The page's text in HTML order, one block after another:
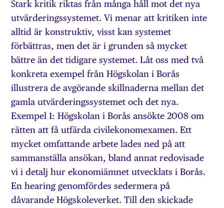
Stark kritik riktas från många håll mot det nya
utvärderingssystemet. Vi menar att kritiken inte
alltid är konstruktiv, visst kan systemet
förbättras, men det är i grunden så mycket
bättre än det tidigare systemet. Låt oss med två
konkreta exempel från Högskolan i Borås
illustrera de avgörande skillnaderna mellan det
gamla utvärderingssystemet och det nya.
Exempel 1: Högskolan i Borås ansökte 2008 om
rätten att få utfärda civilekonomexamen. Ett
mycket omfattande arbete lades ned på att
sammanställa ansökan, bland annat redovisade
vi i detalj hur ekonomiämnet utvecklats i Borås.
En hearing genomfördes sedermera på
dåvarande Högskoleverket. Till den skickade